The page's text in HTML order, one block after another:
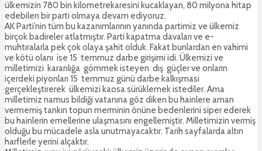
ülkemizin 780 bin kilometrekaresini kucaklayan, 80 milyona hitap
edebilen bir parti olmaya devam ediyoruz.
AK Parti’nin tüm bu kazanımlarının yanında partimiz ve ülkemiz
birçok badireler atlatmıştır. Parti kapatma davaları ve e-
muhtıralarla pek çok olaya şahit olduk. Fakat bunlardan en vahimi
ve kötü olanı ise 15 temmuz darbe girişimi idi. Ülkemizi ve
milletimizi karanlığa gömmek isteyen dış güçler ve onların
içerdeki piyonları 15 temmuz günü darbe kalkışması
gerçekleştirerek ülkemizi kaosa sürüklemek istediler. Ama
milletimiz namus bildiği vatanına göz diken bu hainlere aman
vermemiş tankın topun merminin önüne bedenlerini siper ederek
bu hainlerin emellerine ulaşmasını engellemiştir. Milletimizin vermiş
olduğu bu mücadele asla unutmayacaktır. Tarih sayfalarda altın
harflerle yerini alçaktır.